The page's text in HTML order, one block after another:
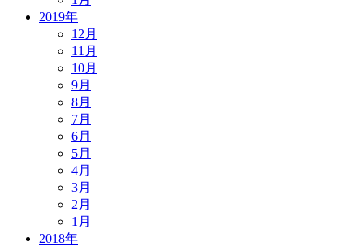
2019年
12月
11月
10月
9月
8月
7月
6月
5月
4月
3月
2月
1月
2018年